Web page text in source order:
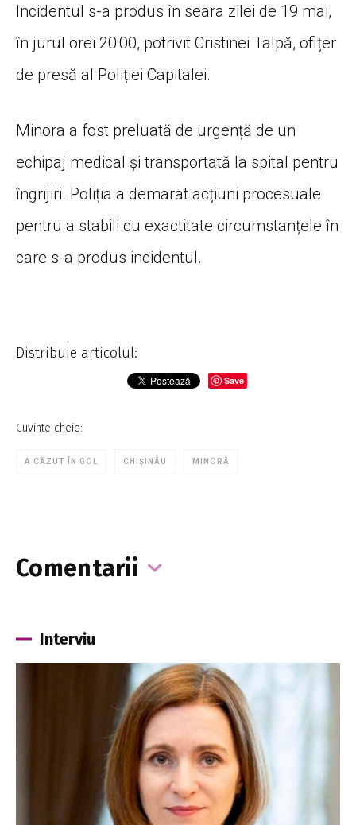
Incidentul s-a produs în seara zilei de 19 mai,
în jurul orei 20:00, potrivit Cristinei Talpă, ofițer
de presă al Poliției Capitalei.
Minora a fost preluată de urgență de un
echipaj medical și transportată la spital pentru
îngrijiri. Poliția a demarat acțiuni procesuale
pentru a stabili cu exactitate circumstanțele în
care s-a produs incidentul.
Distribuie articolul:
Save
Cuvinte cheie:
A CĂZUT ÎN GOL CHIȘINĂU MINORĂ
Comentarii
Interviu